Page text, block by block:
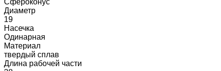
Диаметр
19
Насечка
Одинарная
Материал
твердый сплав
Длина рабочей части